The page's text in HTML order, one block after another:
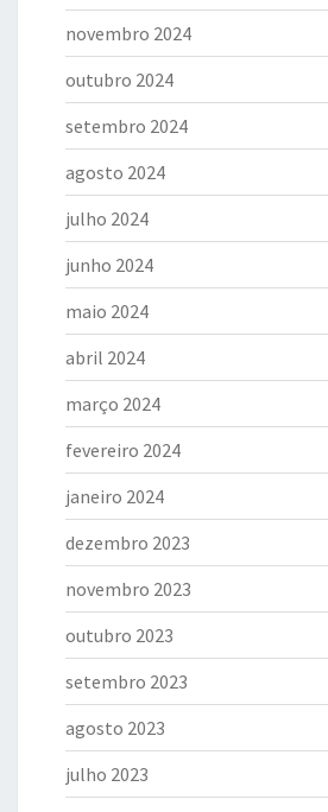
novembro 2024
outubro 2024
setembro 2024
agosto 2024
julho 2024
junho 2024
maio 2024
abril 2024
março 2024
fevereiro 2024
janeiro 2024
dezembro 2023
novembro 2023
outubro 2023
setembro 2023
agosto 2023
julho 2023